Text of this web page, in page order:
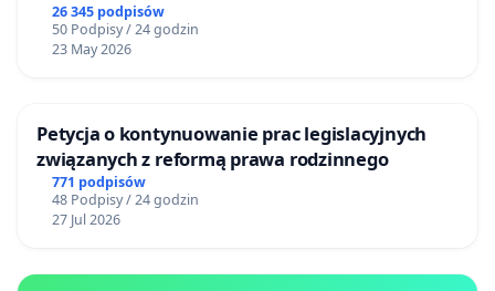
26 345 podpisów
50 Podpisy / 24 godzin
23 May 2026
Petycja o kontynuowanie prac legislacyjnych
związanych z reformą prawa rodzinnego
771 podpisów
48 Podpisy / 24 godzin
27 Jul 2026